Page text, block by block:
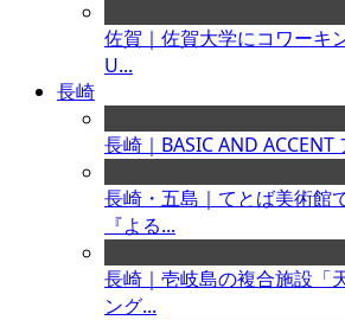
佐賀｜佐賀大学にコワーキ
U...
長崎
長崎｜BASIC AND ACCENT
長崎・五島｜てとば美術館
『よる...
長崎｜壱岐島の複合施設「
ング...